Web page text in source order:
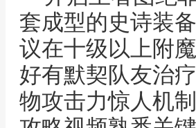
套成型的史诗装
议在十级以上附
好有默契队友治
物攻击力惊人机